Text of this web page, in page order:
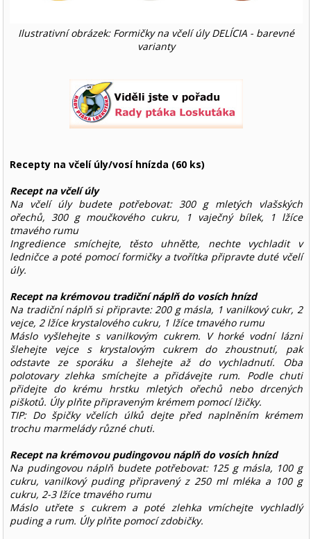
Ilustrativní obrázek: Formičky na včelí úly DELÍCIA - barevné
varianty
Recepty na včelí úly/vosí hnízda (60 ks)
Recept na včelí úly
Na včelí úly budete potřebovat: 300 g mletých vlašských
ořechů, 300 g moučkového cukru, 1 vaječný bílek, 1 lžíce
tmavého rumu
Ingredience smíchejte, těsto uhněťte, nechte vychladit v
ledničce a poté pomocí formičky a tvořítka připravte duté včelí
úly.
Recept na krémovou tradiční náplň do vosích hnízd
Na tradiční náplň si připravte: 200 g másla, 1 vanilkový cukr, 2
vejce, 2 lžíce krystalového cukru, 1 lžíce tmavého rumu
Máslo vyšlehejte s vanilkovým cukrem. V horké vodní lázni
šlehejte vejce s krystalovým cukrem do zhoustnutí, pak
odstavte ze sporáku a šlehejte až do vychladnutí. Oba
polotovary zlehka smíchejte a přidávejte rum. Podle chuti
přidejte do krému hrstku mletých ořechů nebo drcených
piškotů. Úly plňte připraveným krémem pomocí lžičky.
TIP: Do špičky včelích úlků dejte před naplněním krémem
trochu marmelády různé chuti.
Recept na krémovou pudingovou náplň do vosích hnízd
Na pudingovou náplň budete potřebovat: 125 g másla, 100 g
cukru, vanilkový puding připravený z 250 ml mléka a 100 g
cukru, 2-3 lžíce tmavého rumu
Máslo utřete s cukrem a poté zlehka vmíchejte vychladlý
puding a rum. Úly plňte pomocí zdobičky.